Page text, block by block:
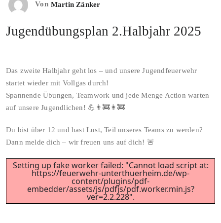
Von Martin Zänker
Jugendübungsplan 2.Halbjahr 2025
Das zweite Halbjahr geht los – und unsere Jugendfeuerwehr
startet wieder mit Vollgas durch!
Spannende Übungen, Teamwork und jede Menge Action warten
auf unsere Jugendlichen! 💪👨‍🚒👩‍🚒
Du bist über 12 und hast Lust, Teil unseres Teams zu werden?
Dann melde dich – wir freuen uns auf dich! 🚨
Setting up fake worker failed: "Cannot load script at:
https://feuerwehr-unterthuerheim.de/wp-
content/plugins/pdf-
embedder/assets/js/pdfjs/pdf.worker.min.js?
ver=2.2.228".